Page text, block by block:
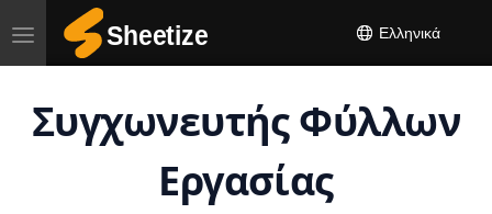
Toggle
navigation
Ελληνικά
Συγχωνευτής Φύλλων
Εργασίας